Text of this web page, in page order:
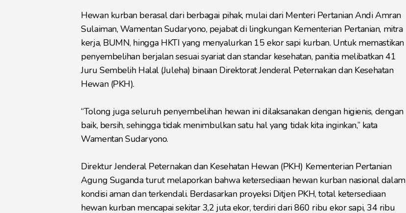
Hewan kurban berasal dari berbagai pihak, mulai dari Menteri Pertanian Andi Amran
Sulaiman, Wamentan Sudaryono, pejabat di lingkungan Kementerian Pertanian, mitra
kerja, BUMN, hingga HKTI yang menyalurkan 15 ekor sapi kurban. Untuk memastikan
penyembelihan berjalan sesuai syariat dan standar kesehatan, panitia melibatkan 41
Juru Sembelih Halal (Juleha) binaan Direktorat Jenderal Peternakan dan Kesehatan
Hewan (PKH).
“Tolong juga seluruh penyembelihan hewan ini dilaksanakan dengan higienis, dengan
baik, bersih, sehingga tidak menimbulkan satu hal yang tidak kita inginkan,” kata
Wamentan Sudaryono.
Direktur Jenderal Peternakan dan Kesehatan Hewan (PKH) Kementerian Pertanian
Agung Suganda turut melaporkan bahwa ketersediaan hewan kurban nasional dalam
kondisi aman dan terkendali. Berdasarkan proyeksi Ditjen PKH, total ketersediaan
hewan kurban mencapai sekitar 3,2 juta ekor, terdiri dari 860 ribu ekor sapi, 34 ribu